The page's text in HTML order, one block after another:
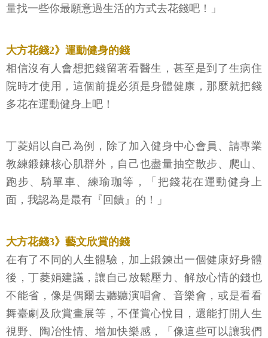
量找一些你最願意過生活的方式去花錢吧！」
大方花錢2》運動健身的錢
相信沒有人會想把錢留著看醫生，甚至是到了生病住
院時才使用，這個前提必須是身體健康，那麼就把錢
多花在運動健身上吧！
丁菱娟以自己為例，除了加入健身中心會員、請專業
教練鍛鍊核心肌群外，自己也盡量抽空散步、爬山、
跑步、騎單車、練瑜珈等，「把錢花在運動健身上
面，我認為是最有『回饋』的！」
大方花錢3》藝文欣賞的錢
在有了不同的人生體驗，加上鍛鍊出一個健康好身體
後，丁菱娟建議，讓自己放鬆壓力、解放心情的錢也
不能省，像是偶爾去聽聽演唱會、音樂會，或是看看
舞臺劇及欣賞畫展等，不僅賞心悅目，還能打開人生
視野、陶冶性情、增加快樂感，「像這些可以讓我們